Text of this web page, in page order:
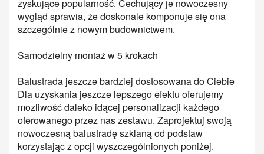
zyskujące popularność. Cechujący je nowoczesny
wygląd sprawia, że doskonale komponuje się ona
szczególnie z nowym budownictwem.
Samodzielny montaż w 5 krokach
Balustrada jeszcze bardziej dostosowana do Ciebie
Dla uzyskania jeszcze lepszego efektu oferujemy
mozliwość daleko idącej personalizacji każdego
oferowanego przez nas zestawu. Zaprojektuj swoją
nowoczesną balustradę szklaną od podstaw
korzystając z opcji wyszczególnionych poniżej.